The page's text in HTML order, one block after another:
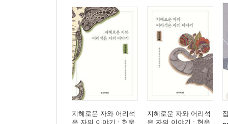
법신이란 法身 69
바둑 한 판 一局 71
가을 풀과 겨울 매미 秋草冬蟬 72
붙잡을 것이 없다 無着 74
한바탕 꿈처럼 황홀한 인생 恍如一夢 75
저런 것에 연루되다니 遭他累 77
작은 것을 큰 것과 바꾸어라 以小易大 78
위험한 몸 險身 80
자세히 살펴보라 仔細看 82
지혜로운 자와 어리석
은 자의 이야기 : 현우
지혜로운 자와 어리석
은 자의 이야기 : 현우